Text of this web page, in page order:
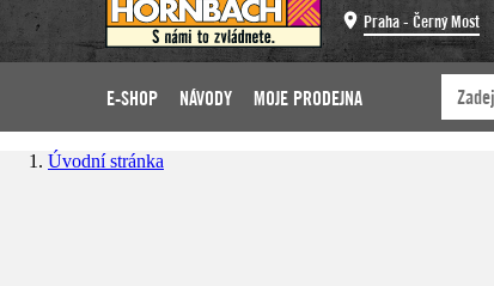
Praha - Černý Most
E-SHOP NÁVODY MOJE PRODEJNA
Úvodní stránka